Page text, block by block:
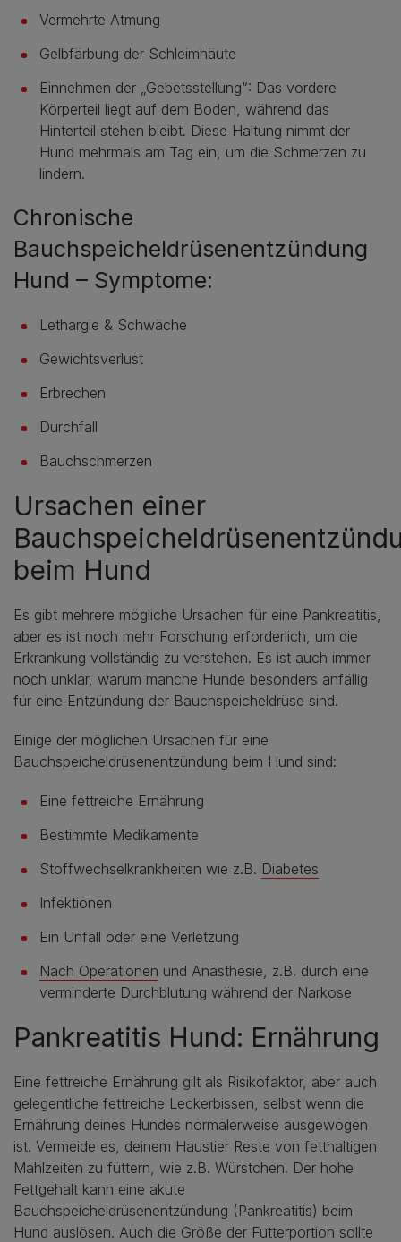
Vermehrte Atmung
Gelbfärbung der Schleimhäute
Einnehmen der „Gebetsstellung“: Das vordere
Körperteil liegt auf dem Boden, während das
Hinterteil stehen bleibt. Diese Haltung nimmt der
Hund mehrmals am Tag ein, um die Schmerzen zu
lindern.
Chronische
Bauchspeicheldrüsenentzündung
Hund – Symptome:
Lethargie & Schwäche
Gewichtsverlust
Erbrechen
Durchfall
Bauchschmerzen
Ursachen einer
beim Hund
Es gibt mehrere mögliche Ursachen für eine Pankreatitis,
aber es ist noch mehr Forschung erforderlich, um die
Erkrankung vollständig zu verstehen. Es ist auch immer
noch unklar, warum manche Hunde besonders anfällig
für eine Entzündung der Bauchspeicheldrüse sind.
Einige der möglichen Ursachen für eine
Bauchspeicheldrüsenentzündung beim Hund sind:
Eine fettreiche Ernährung
Bestimmte Medikamente
Stoffwechselkrankheiten wie z.B. Diabetes
Infektionen
Ein Unfall oder eine Verletzung
Nach Operationen und Anästhesie, z.B. durch eine
verminderte Durchblutung während der Narkose
Pankreatitis Hund: Ernährung
Eine fettreiche Ernährung gilt als Risikofaktor, aber auch
gelegentliche fettreiche Leckerbissen, selbst wenn die
Ernährung deines Hundes normalerweise ausgewogen
ist. Vermeide es, deinem Haustier Reste von fetthaltigen
Mahlzeiten zu füttern, wie z.B. Würstchen. Der hohe
Fettgehalt kann eine akute
Bauchspeicheldrüsenentzündung (Pankreatitis) beim
Hund auslösen. Auch die Größe der Futterportion sollte